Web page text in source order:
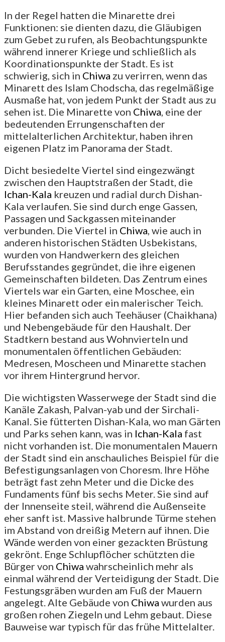
In der Regel hatten die Minarette drei
Funktionen: sie dienten dazu, die Gläubigen
zum Gebet zu rufen, als Beobachtungspunkte
während innerer Kriege und schließlich als
Koordinationspunkte der Stadt. Es ist
schwierig, sich in Chiwa zu verirren, wenn das
Minarett des Islam Chodscha, das regelmäßige
Ausmaße hat, von jedem Punkt der Stadt aus zu
sehen ist. Die Minarette von Chiwa, eine der
bedeutenden Errungenschaften der
mittelalterlichen Architektur, haben ihren
eigenen Platz im Panorama der Stadt.
Dicht besiedelte Viertel sind eingezwängt
zwischen den Hauptstraßen der Stadt, die
Ichan-Kala kreuzen und radial durch Dishan-
Kala verlaufen. Sie sind durch enge Gassen,
Passagen und Sackgassen miteinander
verbunden. Die Viertel in Chiwa, wie auch in
anderen historischen Städten Usbekistans,
wurden von Handwerkern des gleichen
Berufsstandes gegründet, die ihre eigenen
Gemeinschaften bildeten. Das Zentrum eines
Viertels war ein Garten, eine Moschee, ein
kleines Minarett oder ein malerischer Teich.
Hier befanden sich auch Teehäuser (Chaikhana)
und Nebengebäude für den Haushalt. Der
Stadtkern bestand aus Wohnvierteln und
monumentalen öffentlichen Gebäuden:
Medresen, Moscheen und Minarette stachen
vor ihrem Hintergrund hervor.
Die wichtigsten Wasserwege der Stadt sind die
Kanäle Zakash, Palvan-yab und der Sirchali-
Kanal. Sie fütterten Dishan-Kala, wo man Gärten
und Parks sehen kann, was in Ichan-Kala fast
nicht vorhanden ist. Die monumentalen Mauern
der Stadt sind ein anschauliches Beispiel für die
Befestigungsanlagen von Choresm. Ihre Höhe
beträgt fast zehn Meter und die Dicke des
Fundaments fünf bis sechs Meter. Sie sind auf
der Innenseite steil, während die Außenseite
eher sanft ist. Massive halbrunde Türme stehen
im Abstand von dreißig Metern auf ihnen. Die
Wände werden von einer gezackten Brüstung
gekrönt. Enge Schlupflöcher schützten die
Bürger von Chiwa wahrscheinlich mehr als
einmal während der Verteidigung der Stadt. Die
Festungsgräben wurden am Fuß der Mauern
angelegt. Alte Gebäude von Chiwa wurden aus
großen rohen Ziegeln und Lehm gebaut. Diese
Bauweise war typisch für das frühe Mittelalter.